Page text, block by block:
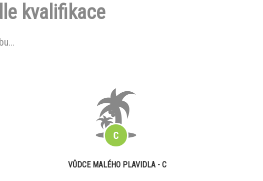
kvalifikace
VŮDCE MALÉHO PLAVIDLA - C